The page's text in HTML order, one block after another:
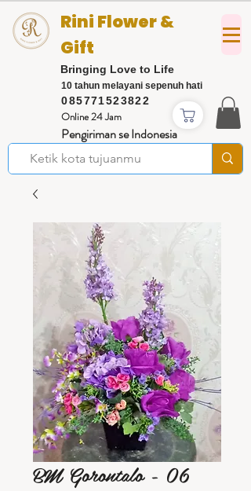
085771523822
Rini Flower &
Gift
Bringing Love to Life
Online 24 Jam
Pengiriman se Indonesia
10 tahun melayani sepenuh hati
BM Gorontalo - 06